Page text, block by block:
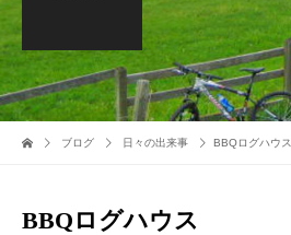
ブログ 日々の出来事 BBQログハウス
BBQログハウス